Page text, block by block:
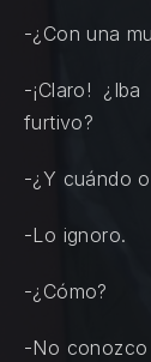
-¿Con una
-¡Claro!
furtivo?
-¿Y cuándo
-Lo ignoro.
-¿Cómo?
-No conozco